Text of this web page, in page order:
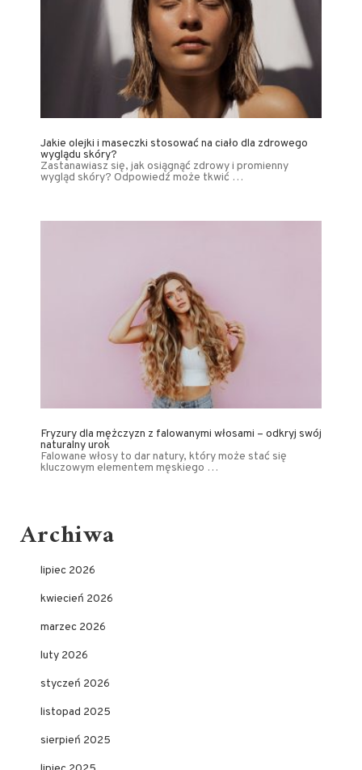
Jakie olejki i maseczki stosować na ciało dla zdrowego
wyglądu skóry?
Zastanawiasz się, jak osiągnąć zdrowy i promienny
wygląd skóry? Odpowiedź może tkwić …
Fryzury dla mężczyzn z falowanymi włosami – odkryj swój
naturalny urok
Falowane włosy to dar natury, który może stać się
kluczowym elementem męskiego …
Archiwa
lipiec 2026
kwiecień 2026
marzec 2026
luty 2026
styczeń 2026
listopad 2025
sierpień 2025